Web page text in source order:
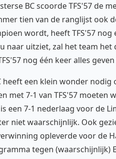
BC scoorde TFS'57 de
tien van de ranglijst ook
wordt, heeft TFS'57
naar uitziet, zal het team
nog één keer alles
heeft een klein wonder
met 7-1 van TFS'57 moeten
een 7-1 nederlaag voor de
niet waarschijnlijk. Ook
opleverde voor de
tegen (waarschijnlijk)